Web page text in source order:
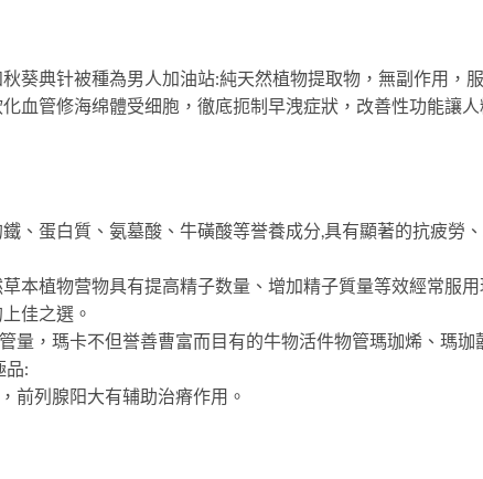
葵典针被種為男人加油站:純天然植物提取物，無副作用，
血管修海绵體受细胞，徹底扼制早洩症狀，改善性功能讓
、蛋白質、氨墓酸、牛磺酸等誉養成分,具有顯著的抗疲勞
本植物营物具有提高精子数量、增加精子質量等效經常服
佳之選。
量，瑪卡不但誉善曹富而目有的牛物活件物管瑪珈烯、瑪
品:
前列腺阳大有辅助治瘠作用。